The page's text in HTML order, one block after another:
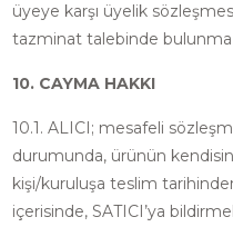
üyeye karşı üyelik
tazminat talebinde bulunma
10. CAYMA HAKKI
10.1. ALICI; mesafeli
durumunda, ürünün
kişi/kuruluşa teslim
içerisinde, SATICI’ya